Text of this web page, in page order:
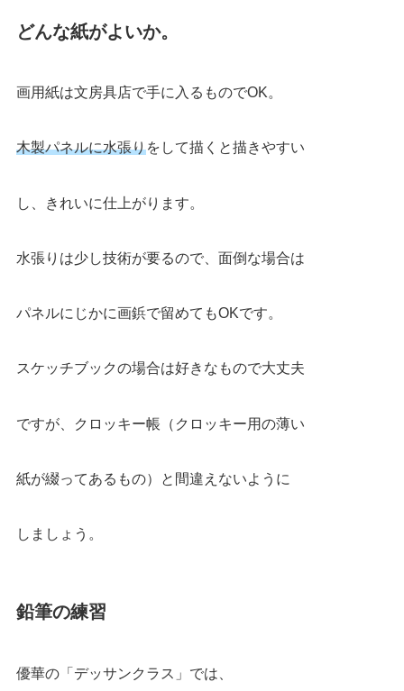
どんな紙がよいか。
画用紙は文房具店で手に入るものでOK。
木製パネルに水張りをして描くと描きやすい
し、きれいに仕上がります。
水張り は少し技術が要るので、面倒な場合は
パネルにじかに画鋲で留めてもOKです。
スケッチブックの場合は好きなもので大丈夫
ですが、 クロッキー帳 （クロッキー用の薄い
紙が綴ってあるもの）と間違えないように
しましょう。
鉛筆の練習
優華の「デッサンクラス」 では、